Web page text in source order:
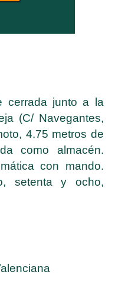
cerrada junto a la
(C/ Navegantes,
4.75 metros de
como almacén.
con mando.
setenta y ocho,